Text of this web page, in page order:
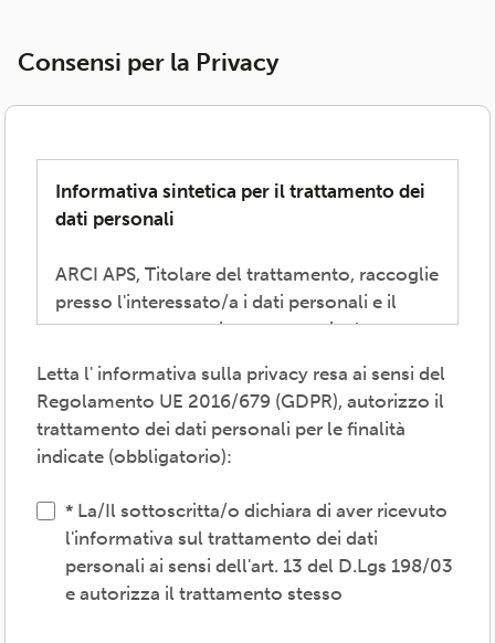
Consensi per la Privacy
Informativa sintetica per il trattamento dei
dati personali
ARCI APS, Titolare del trattamento, raccoglie
presso l'interessato/a i dati personali e il
consenso necessari per consentire la
perseguire i valori propri del movimento
ARCI e affermati negli atti associativi
fondamentali -anche mediante attività,
convenzioni e servizi-, provvedere agli
vigenti, inviare comunicazioni promozionali.
Il trattamento verrà effettuato: con modalità
cartacea e/o informatica; in modo lecito,
Letta l' informativa sulla privacy resa ai sensi del
Regolamento UE 2016/679 (GDPR), autorizzo il
trattamento dei dati personali per le finalità
indicate (obbligatorio):
La/Il sottoscritta/o dichiara di aver ricevuto
l'informativa sul trattamento dei dati
personali ai sensi dell'art. 13 del D.Lgs 198/03
e autorizza il trattamento stesso